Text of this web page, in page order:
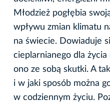
Młodzież pogłębia
wpływu zmian klimatu
na świecie. Dowiaduje
cieplarnianego dla
ono ze sobą skutki. A
i w jaki sposób można
w codziennym życiu.